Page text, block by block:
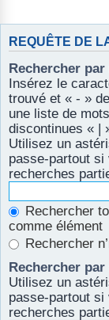
REQUÊTE DE
Rechercher
Insérez le
trouvé et « - »
une liste de
discontinues « |
Utilisez un
passe-partout si
recherches
Rechercher
comme élément
Rechercher
Rechercher par
Utilisez un
passe-partout si
recherches